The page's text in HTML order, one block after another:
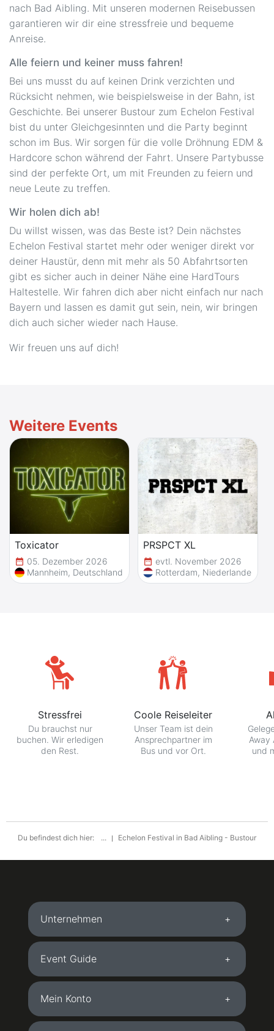
nach Bad Aibling. Mit unseren modernen Reisebussen
garantieren wir dir eine stressfreie und bequeme
Anreise.
Alle feiern und keiner muss fahren!
Bei uns musst du auf keinen Drink verzichten und
Rücksicht nehmen, wie beispielsweise in der Bahn, ist
Geschichte. Bei unserer Bustour zum Echelon Festival
bist du unter Gleichgesinnten und die Party beginnt
schon im Bus. Wir sorgen für die volle Dröhnung EDM &
Hardcore schon während der Fahrt. Unsere Partybusse
sind der perfekte Ort, um mit Freunden zu feiern und
neue Leute zu treffen.
Wir holen dich ab!
Du willst wissen, was das Beste ist? Dein nächstes
Echelon Festival startet mehr oder weniger direkt vor
deiner Haustür, denn mit mehr als 50 Abfahrtsorten
gibt es sicher auch in deiner Nähe eine HardTours
Haltestelle. Wir fahren dich aber nicht einfach nur nach
Bayern und lassen es damit gut sein, nein, wir bringen
dich auch sicher wieder nach Hause.
Wir freuen uns auf dich!
Weitere Events
Toxicator
date_range 05. Dezember 2026
Mannheim, Deutschland
PRSPCT XL
date_range evtl. November 2026
Rotterdam, Niederlande
Stressfrei
Du brauchst nur
buchen. Wir erledigen
den Rest.
Coole Reiseleiter
Unser Team ist dein
Ansprechpartner im
Bus und vor Ort.
Away
und
Du befindest dich hier: ... Echelon Festival in Bad Aibling - Bustour
Unternehmen
Event Guide
Mein Konto